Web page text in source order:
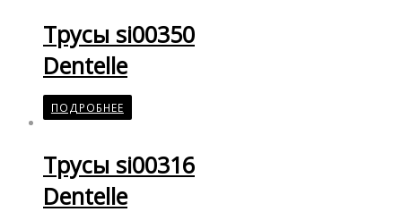
Трусы si00350
Dentelle
ПОДРОБНЕЕ
Трусы si00316
Dentelle